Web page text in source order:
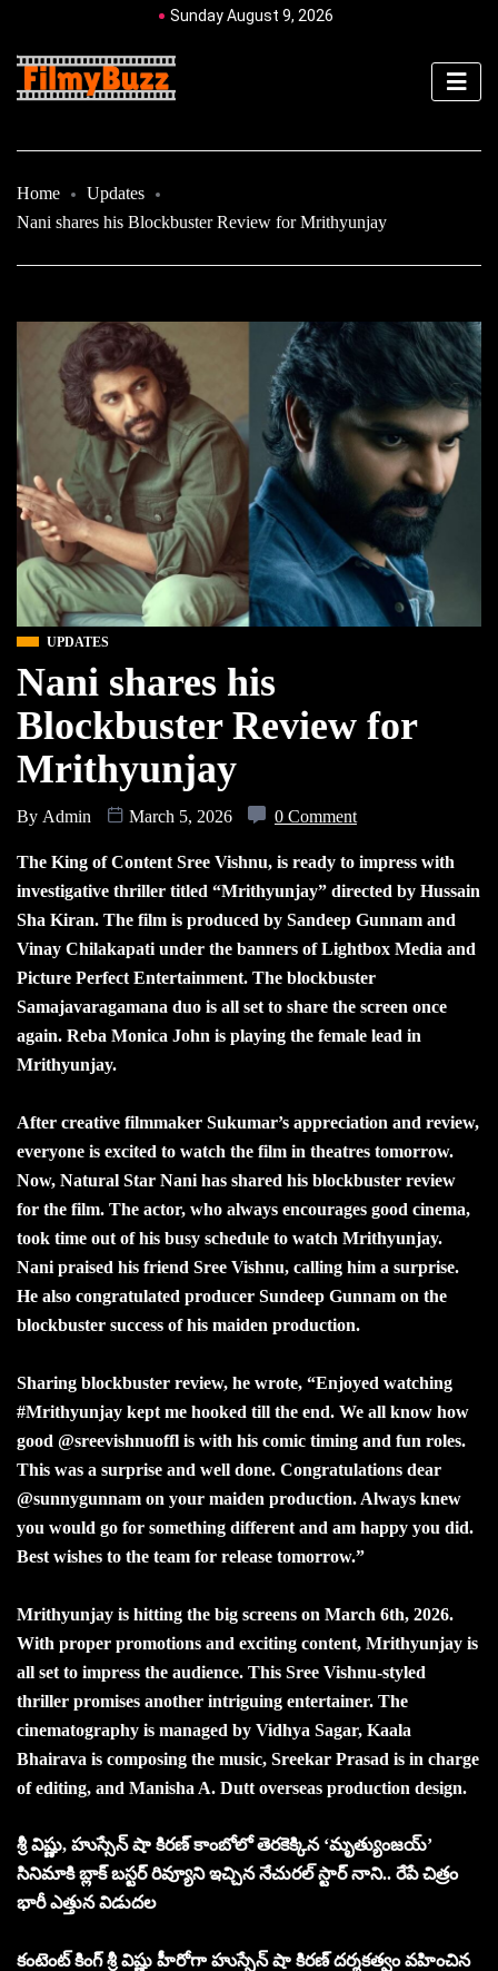
Sunday August 9, 2026
Home
Updates
Nani shares his Blockbuster Review for Mrithyunjay
UPDATES
Nani shares his
Blockbuster Review for
Mrithyunjay
By Admin March 5, 2026 0 Comment
The King of Content Sree Vishnu, is ready to impress with
investigative thriller titled “Mrithyunjay” directed by Hussain
Sha Kiran. The film is produced by Sandeep Gunnam and
Vinay Chilakapati under the banners of Lightbox Media and
Picture Perfect Entertainment. The blockbuster
Samajavaragamana duo is all set to share the screen once
again. Reba Monica John is playing the female lead in
Mrithyunjay.
After creative filmmaker Sukumar’s appreciation and review,
everyone is excited to watch the film in theatres tomorrow.
Now, Natural Star Nani has shared his blockbuster review
for the film. The actor, who always encourages good cinema,
took time out of his busy schedule to watch Mrithyunjay.
Nani praised his friend Sree Vishnu, calling him a surprise.
He also congratulated producer Sundeep Gunnam on the
blockbuster success of his maiden production.
Sharing blockbuster review, he wrote, “Enjoyed watching
#Mrithyunjay kept me hooked till the end. We all know how
good @sreevishnuoffl is with his comic timing and fun roles.
This was a surprise and well done. Congratulations dear
@sunnygunnam on your maiden production. Always knew
you would go for something different and am happy you did.
Best wishes to the team for release tomorrow.”
Mrithyunjay is hitting the big screens on March 6th, 2026.
With proper promotions and exciting content, Mrithyunjay is
all set to impress the audience. This Sree Vishnu-styled
thriller promises another intriguing entertainer. The
cinematography is managed by Vidhya Sagar, Kaala
Bhairava is composing the music, Sreekar Prasad is in charge
of editing, and Manisha A. Dutt overseas production design.
శ్రీ విష్ణు, హుస్సేన్ షా కిరణ్ కాంబోలో తెరకెక్కిన ‘మృత్యుంజయ్’
సినిమాకి బ్లాక్ బస్టర్ రివ్యూని ఇచ్చిన నేచురల్ స్టార్ నాని.. రేపే చిత్రం
భారీ ఎత్తున విడుదల
కంటెంట్ కింగ్ శ్రీ విష్ణు హీరోగా హుస్సేన్ షా కిరణ్ దర్శకత్వం వహించిన